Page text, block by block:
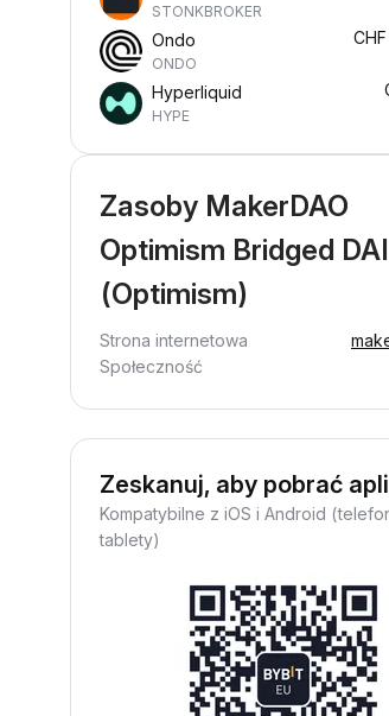
STONKBROKER
Ondo
ONDO
CHF
Hyperliquid
HYPE
Zasoby MakerDAO
Optimism Bridged DAI
(Optimism)
Strona internetowa
Społeczność
Zeskanuj, aby pobrać
Kompatybilne z iOS i Android
tablety)